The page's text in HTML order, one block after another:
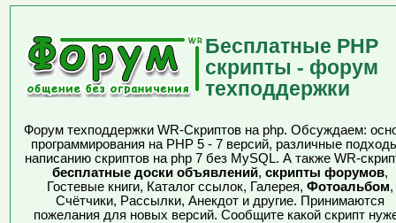
Бесплатные PHP
скрипты - форум
техподдержки
Форум техподдержки WR-Скриптов на php. Обсуждаем:
программирования на PHP 5 - 7 версий, различные
написанию скриптов на php 7 без MySQL. А также WR-
бесплатные доски объявлений, скрипты форумов,
Гостевые книги, Каталог ссылок, Галерея, Фотоальбом,
Счётчики, Рассылки, Анекдот и другие. Принимаются
пожелания для новых версий. Сообщите какой скрипт